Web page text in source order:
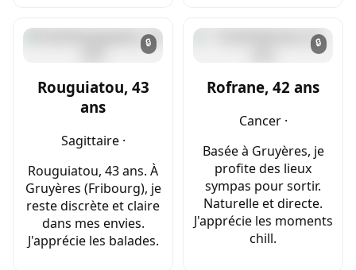
🔒
Rouguiatou, 43
ans
Sagittaire ·
Rouguiatou, 43 ans. À
Gruyères (Fribourg), je
reste discrète et claire
dans mes envies.
J'apprécie les balades.
🔒
Rofrane, 42 ans
Cancer ·
Basée à Gruyères, je
profite des lieux
sympas pour sortir.
Naturelle et directe.
J'apprécie les moments
chill.